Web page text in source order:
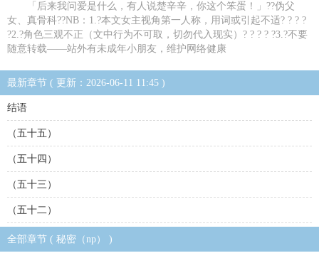
「后来我问爱是什么，有人说楚辛辛，你这个笨蛋！」??伪父
女、真骨科??NB：1.?本文女主视角第一人称，用词或引起不适? ? ? ?
?2.?角色三观不正（文中行为不可取，切勿代入现实）? ? ? ? ?3.?不要
随意转载——站外有未成年小朋友，维护网络健康
最新章节 ( 更新：2026-06-11 11:45 )
结语
（五十五）
（五十四）
（五十三）
（五十二）
全部章节 ( 秘密（np） )